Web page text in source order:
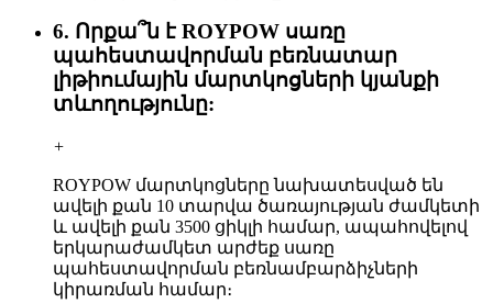
6. Որքա՞ն է ROYPOW սառը
պահեստավորման բեռնատար
լիթիումային մարտկոցների կյանքի
տևողությունը:
+
ROYPOW մարտկոցները նախատեսված են
ավելի քան 10 տարվա ծառայության ժամկետի
և ավելի քան 3500 ցիկլի համար, ապահովելով
երկարաժամկետ արժեք սառը
պահեստավորման բեռնամբարձիչների
կիրառման համար։